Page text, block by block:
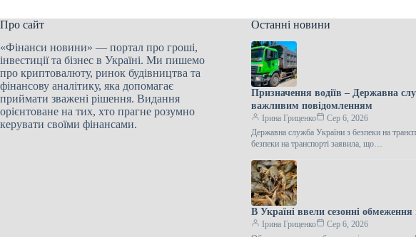
Про сайт
«Фінанси новини» — портал про гроші,
інвестиції та бізнес в Україні. Ми пишемо
про криптовалюту, ринок будівництва та
фінансову аналітику, яка допомагає
приймати зважені рішення. Видання
орієнтоване на тих, хто прагне розумно
керувати своїми фінансами.
Останні новини
Призначення водіїв – Державна
важливим повідомленням
Ірина Гриценко
Сер 6, 2026
Державна служба України з безпеки на
безпеки на транспорті заявила, що…
В Україні ввели сезонні
Ірина Гриценко
Сер 6, 2026